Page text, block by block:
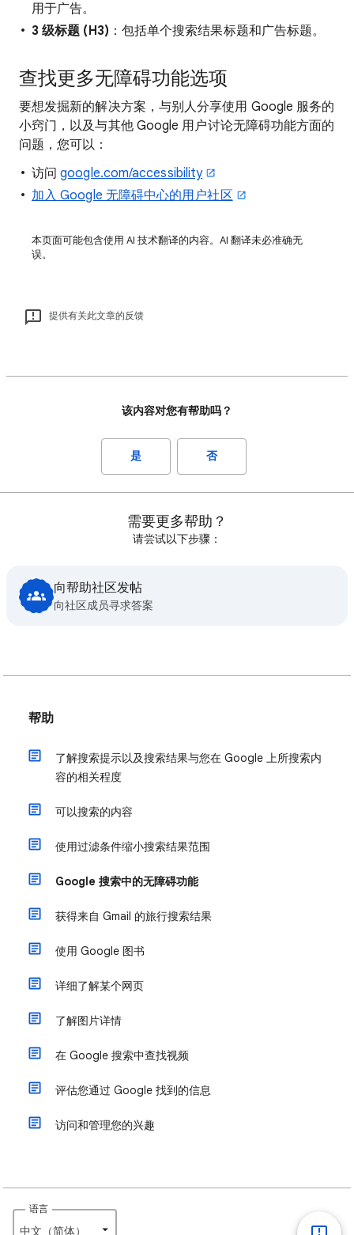
用于广告。
3 级标题 (H3) ：包括单个搜索结果标题和广告标题。
查找更多无障碍功能选项
要想发掘新的解决方案，与别人分享使用 Google 服务的
小窍门，以及与其他 Google 用户讨论无障碍功能方面的
问题，您可以：
访问google.com/accessibility
加入 Google 无障碍中心的用户社区
本页面可能包含使用 AI 技术翻译的内容。AI 翻译未必准确无
误。
提供有关此文章的反馈
该内容对您有帮助吗？
是 否
需要更多帮助？
请尝试以下步骤：
向帮助社区发帖
向社区成员寻求答案
帮助
了解搜索提示以及搜索结果与您在 Google 上所搜索内
容的相关程度
可以搜索的内容
使用过滤条件缩小搜索结果范围
Google 搜索中的无障碍功能
获得来自 Gmail 的旅行搜索结果
使用 Google 图书
详细了解某个网页
了解图片详情
在 Google 搜索中查找视频
评估您通过 Google 找到的信息
访问和管理您的兴趣
语言
中文（简体）‎